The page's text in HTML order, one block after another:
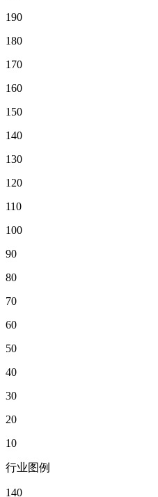
190
180
170
160
150
140
130
120
110
100
90
80
70
60
50
40
30
20
10
行业图例
140